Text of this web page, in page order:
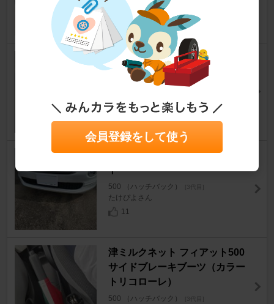
13
PORMIDO G20
500 （ハッチバック） [3代目]
Shiro500さん
SEIWA ナンバーフレームセッ
ト
500 （ハッチバック） [3代目]
たけぴよさん
11
津ミルクネット フィアット500
サイドブレーキブーツ（カラー
トリコローレ）
500 （ハッチバック） [3代目]
会員登録をして使う